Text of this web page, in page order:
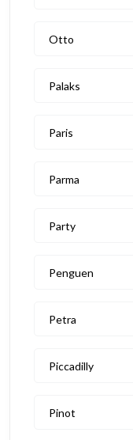
Otto
Palaks
Paris
Parma
Party
Penguen
Petra
Piccadilly
Pinot